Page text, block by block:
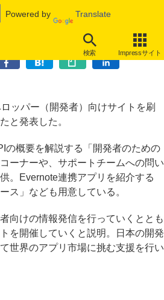
Powered by Translate
検索 Impressサイト
語対応、連携アプリ世界進出を支援
ッパー（開発者）向けサイトを刷
と発表した。
概要を解説する「開発者のための
ーナーや、サポートチームへの問い
。Evernote連携アプリを紹介する
ス」なども用意している。
向けの情報発信を行っていくととも
を開催していくと説明。日本の開発
世界のアプリ市場に挑む支援を行い